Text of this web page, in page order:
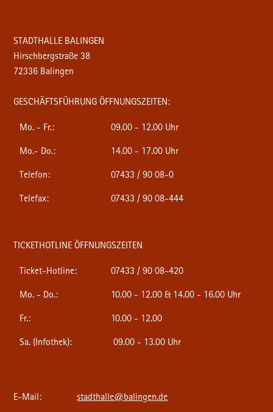
STADTHALLE BALINGEN
Hirschbergstraße 38
72336 Balingen
GESCHÄFTSFÜHRUNG ÖFFNUNGSZEITEN:
Mo. - Fr.: 09.00 - 12.00 Uhr
Mo.- Do.: 14.00 - 17.00 Uhr
Telefon: 07433 / 90 08-0
Telefax: 07433 / 90 08-444
TICKETHOTLINE ÖFFNUNGSZEITEN
Ticket-Hotline: 07433 / 90 08-420
Mo. - Do.: 10.00 - 12.00 & 14.00 - 16.00 Uhr
Fr.: 10.00 - 12.00
Sa. (Infothek): 09.00 - 13.00 Uhr
E-Mail: stadthalle@balingen.de